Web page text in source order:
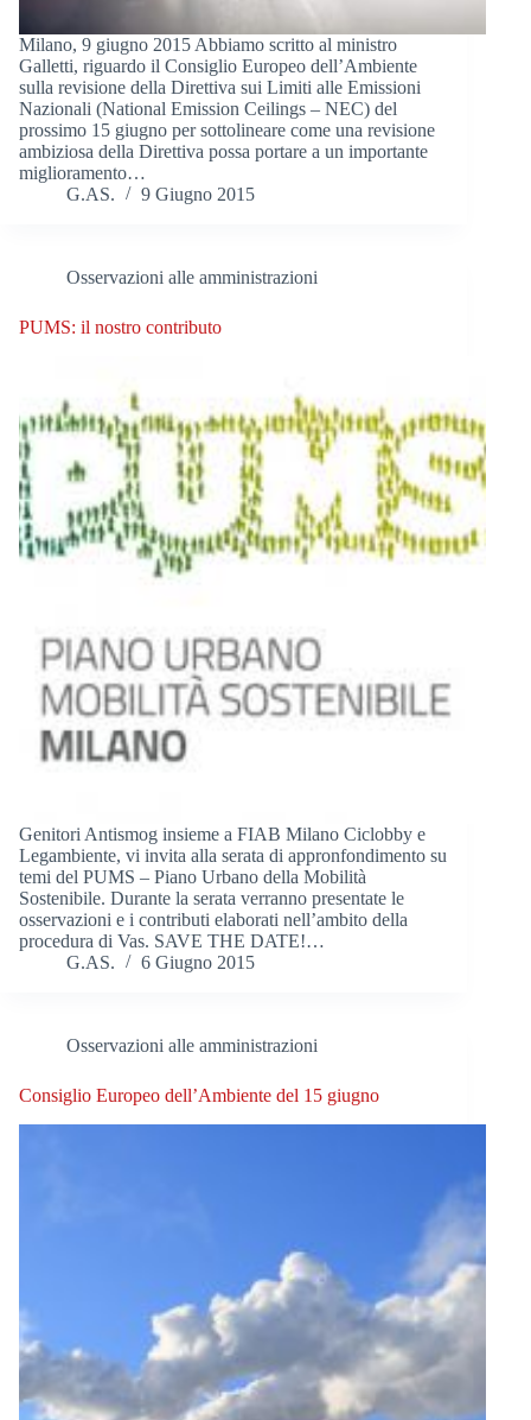
Milano, 9 giugno 2015 Abbiamo scritto al ministro
Galletti, riguardo il Consiglio Europeo dell’Ambiente
sulla revisione della Direttiva sui Limiti alle Emissioni
Nazionali (National Emission Ceilings – NEC) del
prossimo 15 giugno per sottolineare come una revisione
ambiziosa della Direttiva possa portare a un importante
miglioramento…
G.AS.
9 Giugno 2015
Osservazioni alle amministrazioni
PUMS: il nostro contributo
Genitori Antismog insieme a FIAB Milano Ciclobby e
Legambiente, vi invita alla serata di appronfondimento su
temi del PUMS – Piano Urbano della Mobilità
Sostenibile. Durante la serata verranno presentate le
osservazioni e i contributi elaborati nell’ambito della
procedura di Vas. SAVE THE DATE!…
G.AS.
6 Giugno 2015
Osservazioni alle amministrazioni
Consiglio Europeo dell’Ambiente del 15 giugno